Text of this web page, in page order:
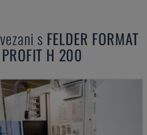
s FELDER FORMAT
H 200